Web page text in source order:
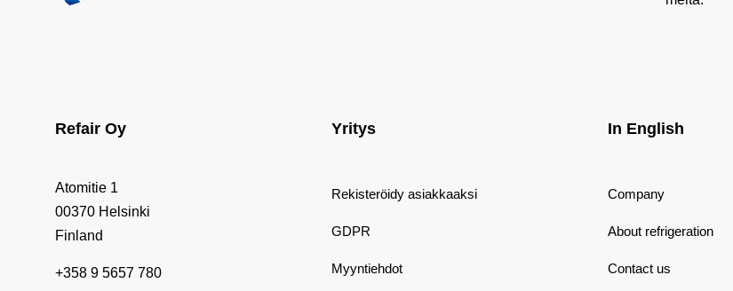
Refair Oy
Atomitie 1
00370 Helsinki
Finland
+358 9 5657 780
Yritys
Rekisteröidy asiakkaaksi
GDPR
Myyntiehdot
In English
Company
About refrigeration
Contact us